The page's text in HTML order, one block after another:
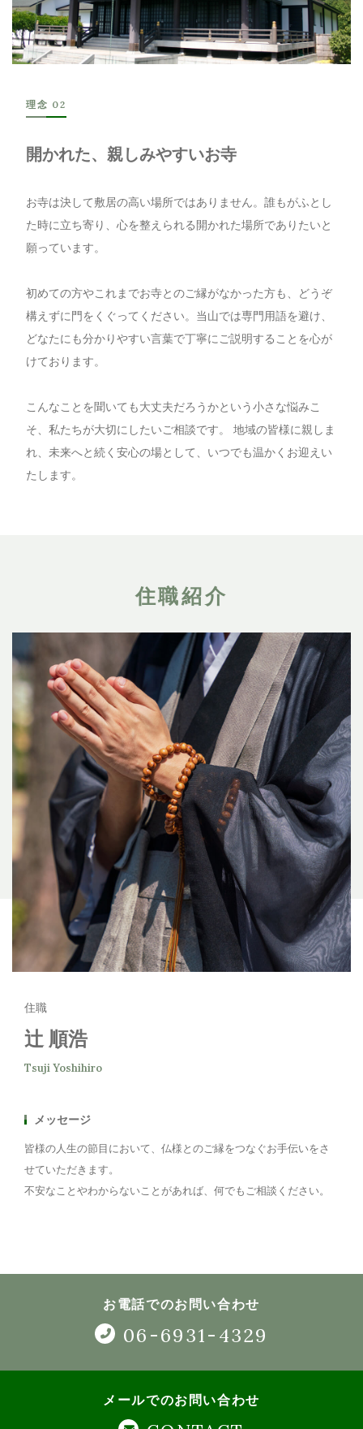
理念 02
開かれた、親しみやすいお寺
お寺は決して敷居の高い場所ではありません。誰もがふとし
た時に立ち寄り、心を整えられる開かれた場所でありたいと
願っています。
初めての方やこれまでお寺とのご縁がなかった方も、どうぞ
構えずに門をくぐってください。当山では専門用語を避け、
どなたにも分かりやすい言葉で丁寧にご説明することを心が
けております。
こんなことを聞いても大丈夫だろうかという小さな悩みこ
そ、私たちが大切にしたいご相談です。 地域の皆様に親しま
れ、未来へと続く安心の場として、いつでも温かくお迎えい
たします。
住職紹介
住職
辻 順浩
Tsuji Yoshihiro
メッセージ
皆様の人生の節目において、仏様とのご縁をつなぐお手伝いをさ
せていただきます。
不安なことやわからないことがあれば、何でもご相談ください。
お電話でのお問い合わせ
06-6931-4329
メールでのお問い合わせ